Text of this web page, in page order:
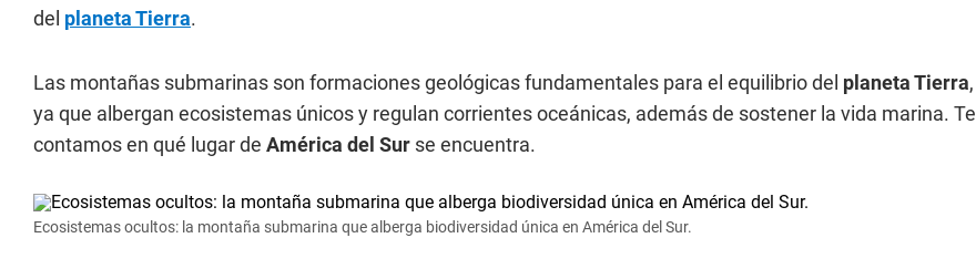
del planeta Tierra.
Las montañas submarinas son formaciones geológicas fundamentales para el equilibrio del planeta Tierra,
ya que albergan ecosistemas únicos y regulan corrientes oceánicas, además de sostener la vida marina. Te
contamos en qué lugar de América del Sur se encuentra.
Ecosistemas ocultos: la montaña submarina que alberga biodiversidad única en América del Sur.